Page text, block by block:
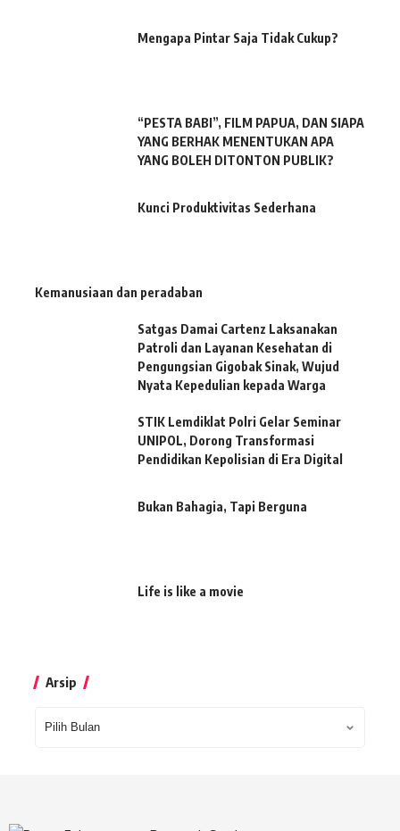
Mengapa Pintar Saja Tidak Cukup?
“PESTA BABI”, FILM PAPUA, DAN SIAPA
YANG BERHAK MENENTUKAN APA
YANG BOLEH DITONTON PUBLIK?
Kunci Produktivitas Sederhana
Kemanusiaan dan peradaban
Satgas Damai Cartenz Laksanakan
Patroli dan Layanan Kesehatan di
Pengungsian Gigobak Sinak, Wujud
Nyata Kepedulian kepada Warga
STIK Lemdiklat Polri Gelar Seminar
UNIPOL, Dorong Transformasi
Pendidikan Kepolisian di Era Digital
Bukan Bahagia, Tapi Berguna
Life is like a movie
Arsip